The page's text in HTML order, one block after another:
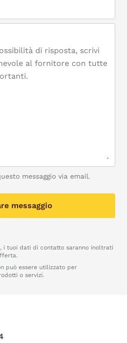
messaggio via email.
messaggio
i tuoi dati di contatto saranno inoltrati
può essere utilizzato per
o servizi.